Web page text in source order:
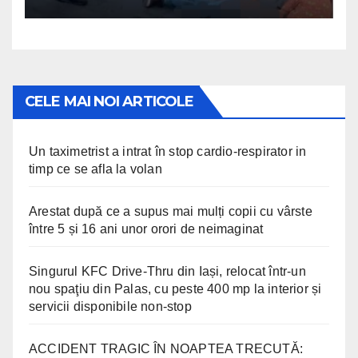
CELE MAI NOI ARTICOLE
Un taximetrist a intrat în stop cardio-respirator in
timp ce se afla la volan
Arestat după ce a supus mai mulți copii cu vârste
între 5 și 16 ani unor orori de neimaginat
Singurul KFC Drive-Thru din Iași, relocat într-un
nou spaţiu din Palas, cu peste 400 mp la interior și
servicii disponibile non-stop
ACCIDENT TRAGIC ÎN NOAPTEA TRECUTĂ: